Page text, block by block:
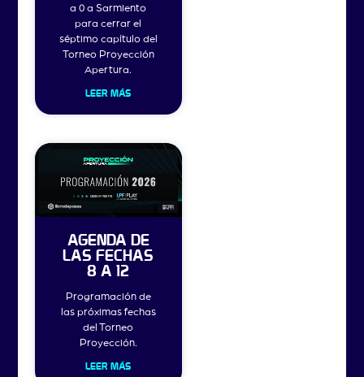
a 0 a Sarmiento
para cerrar el
séptimo capítulo del
Torneo Proyección
Apertura.
LEER MÁS
AGENDA DE
LAS FECHAS
8 A 12
Programación de
las próximas fechas
del Torneo
Proyección.
LEER MÁS